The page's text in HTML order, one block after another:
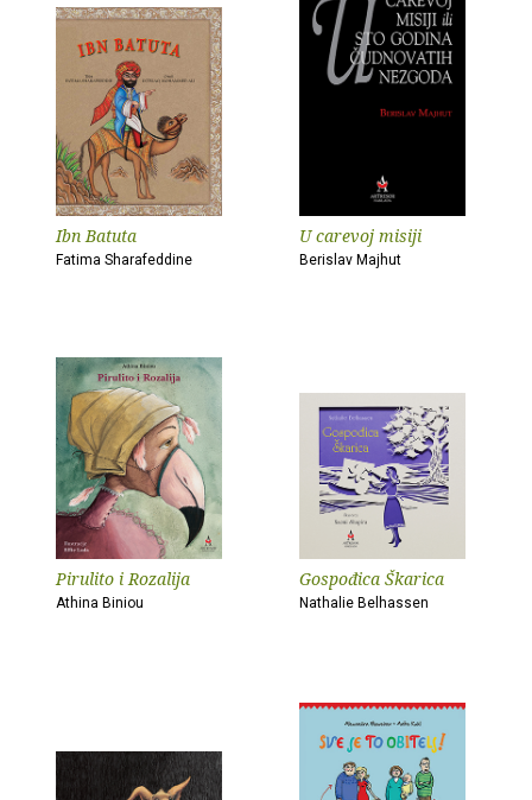
Ibn Batuta
Fatima Sharafeddine
U carevoj misiji
Berislav Majhut
Pirulito i Rozalija
Athina Biniou
Gospođica Škarica
Nathalie Belhassen